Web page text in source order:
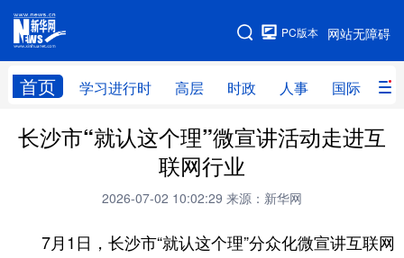
网站无障碍
PC版本
首页 学习进行时 高层 时政 人事 国际 财
网站地图
学习进行时 高层 时政 人事
财经 网评
全球连线
科技 科创 量子 体育
长沙市“就认这个理”微宣讲活动走进互
联网行业
2026-07-02 10:02:29 来源：新华网
7月1日，长沙市“就认这个理”分众化微宣讲互联网